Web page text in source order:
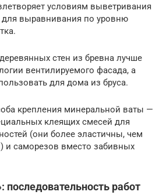
условиям выветривания
для выравнивания по уровню
стен из бревна лучше
вентилируемого фасада, а
для дома из бруса.
крепления минеральной ваты —
клеящих смесей для
(они более эластичны, чем
) и саморезов вместо забивных
работ